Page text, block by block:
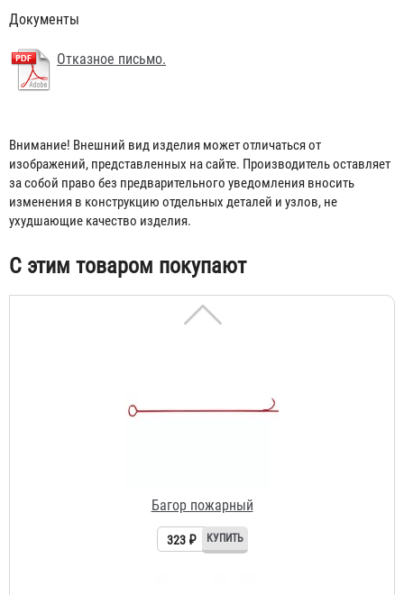
Документы
Отказное письмо.
Внимание! Внешний вид изделия может отличаться от
изображений, представленных на сайте. Производитель оставляет
за собой право без предварительного уведомления вносить
изменения в конструкцию отдельных деталей и узлов, не
ухудшающие качество изделия.
С этим товаром покупают
268 ₽